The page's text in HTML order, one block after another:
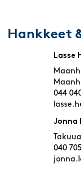
Hankkeet
Lasse
044
Jonna
040